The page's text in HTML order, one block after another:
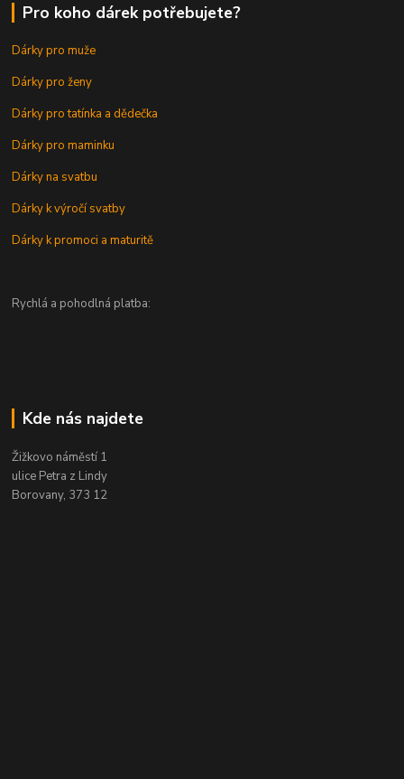
Pro koho dárek potřebujete?
Dárky pro muže
Dárky pro ženy
Dárky pro tatínka a dědečka
Dárky pro maminku
Dárky na svatbu
Dárky k výročí svatby
Dárky k promoci a maturitě
Rychlá a pohodlná platba:
Kde nás najdete
Žižkovo náměstí 1
ulice Petra z Lindy
Borovany, 373 12